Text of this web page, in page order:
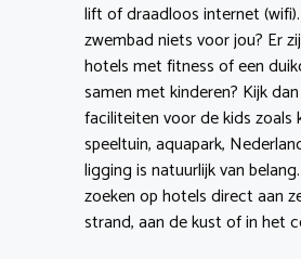
lift of draadloos internet
zwembad niets voor jou? Er
hotels met fitness of een
samen met kinderen? Kijk
faciliteiten voor de kids zoals
speeltuin, aquapark,
ligging is natuurlijk van
zoeken op hotels direct aan
strand, aan de kust of in het